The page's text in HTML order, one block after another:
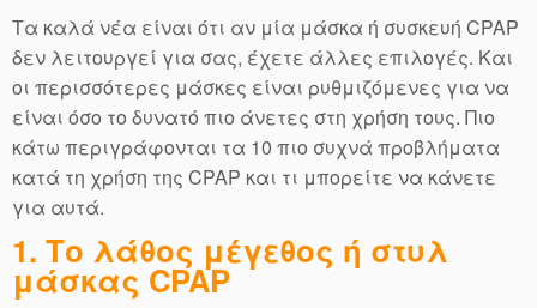
Τα καλά νέα είναι ότι αν μία μάσκα ή συσκευή CPAP
δεν λειτουργεί για σας, έχετε άλλες επιλογές. Και
οι περισσότερες μάσκες είναι ρυθμιζόμενες για να
είναι όσο το δυνατό πιο άνετες στη χρήση τους. Πιο
κάτω περιγράφονται τα 10 πιο συχνά προβλήματα
κατά τη χρήση της CPAP και τι μπορείτε να κάνετε
για αυτά.
1. Το λάθος μέγεθος ή στυλ
μάσκας CPAP